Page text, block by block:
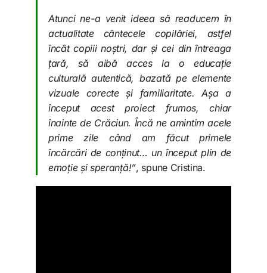
Atunci ne-a venit ideea să readucem în
actualitate cântecele copilăriei, astfel
încât copiii noștri, dar și cei din întreaga
țară, să aibă acces la o educație
culturală autentică, bazată pe elemente
vizuale corecte și familiaritate. Așa a
început acest proiect frumos, chiar
înainte de Crăciun. Încă ne amintim acele
prime zile când am făcut primele
încărcări de conținut… un început plin de
emoție și speranță!”, spune Cristina.